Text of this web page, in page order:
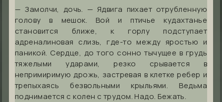
— Замолчи, дочь. — Ядвига пихает отрубленную
голову в мешок. Вой и птичье кудахтанье
становится ближе, к горлу подступает
адреналиновая слизь, где-то между яростью и
паникой. Сердце, до того сонно тычущее в грудь
тяжелыми ударами, резко срывается в
непримиримую дрожь, застревая в клетке ребер и
трепыхаясь безвольными крыльями. Ведьма
поднимается с колен с трудом. Надо. Бежать.